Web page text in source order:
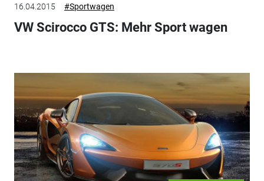
16.04.2015 #Sportwagen
VW Scirocco GTS: Mehr Sport wagen